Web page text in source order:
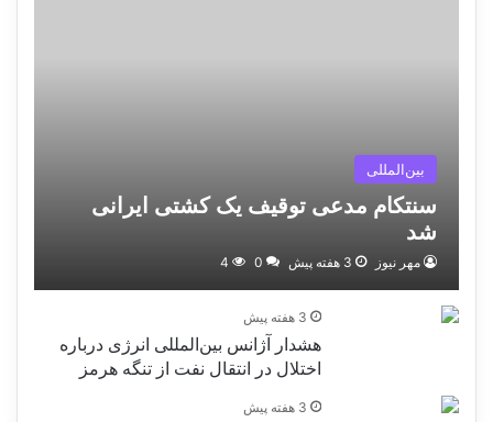
بین‌المللی
سنتکام مدعی توقیف یک کشتی ایرانی
شد
مهر نیوز 3 هفته پیش 0
4
3 هفته پیش
هشدار آژانس بین‌المللی انرژی درباره
اختلال در انتقال نفت از تنگه هرمز
3 هفته پیش